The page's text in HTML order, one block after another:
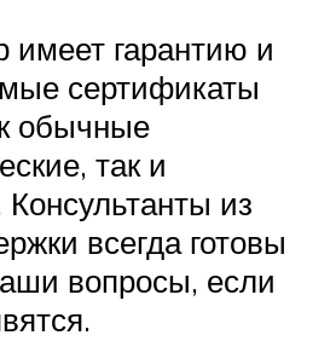
имеет гарантию и
сертификаты
обычные
так и
из
всегда готовы
вопросы, если